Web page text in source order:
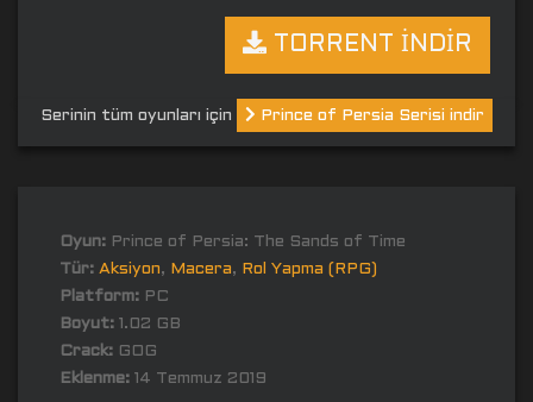
TORRENT İNDİR
Serinin tüm oyunları için Prince of Persia Serisi indir
Oyun: Prince of Persia: The Sands of Time
Tür: Aksiyon, Macera,
Rol Yapma (RPG)
Platform: PC
Boyut: 1.02 GB
Crack: GOG
Eklenme: 14 Temmuz 2019